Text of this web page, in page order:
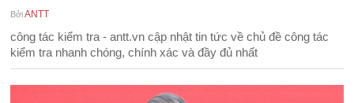
Bởi ANTT
công tác kiểm tra - antt.vn cập nhật tin tức về chủ đề công tác
kiểm tra nhanh chóng, chính xác và đầy đủ nhất